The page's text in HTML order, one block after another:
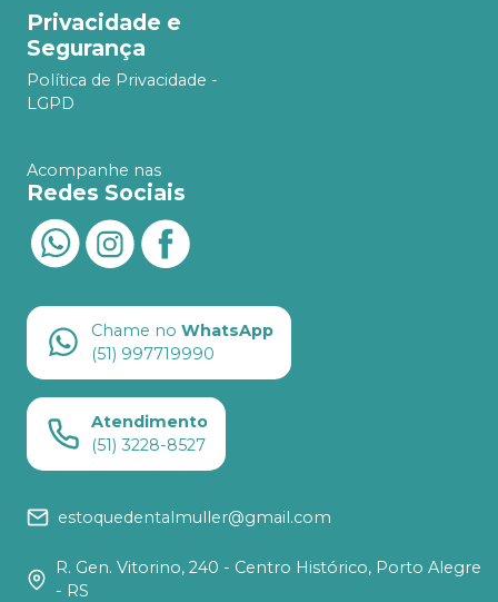
Privacidade e
Segurança
Política de Privacidade -
LGPD
Acompanhe nas
Redes Sociais
Chame no WhatsApp
(51) 997719990
Atendimento
(51) 3228-8527
estoquedentalmuller@gmail.com
R. Gen. Vitorino, 240 - Centro Histórico, Porto Alegre
- RS